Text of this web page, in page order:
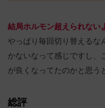
結局ホルモン超えられない
やっぱり毎回切り替えるな
かないなって感じですし、
が良くなってたのかと思う
総評